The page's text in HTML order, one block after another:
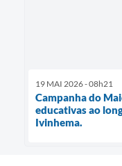
19 MAI 2026 - 08h21
Campanha do
educativas ao
Ivinhema.